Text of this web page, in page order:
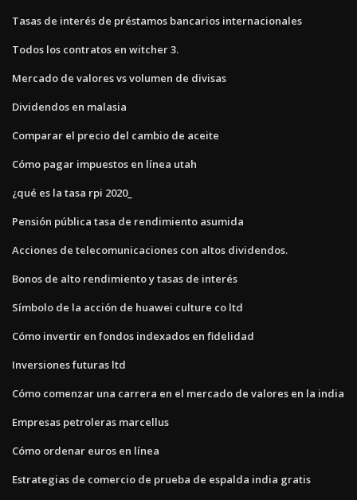
Tasas de interés de préstamos bancarios internacionales
Todos los contratos en witcher 3.
Mercado de valores vs volumen de divisas
Dividendos en malasia
Comparar el precio del cambio de aceite
Cómo pagar impuestos en línea utah
¿qué es la tasa rpi 2020_
Pensión pública tasa de rendimiento asumida
Acciones de telecomunicaciones con altos dividendos.
Bonos de alto rendimiento y tasas de interés
Símbolo de la acción de huawei culture co ltd
Cómo invertir en fondos indexados en fidelidad
Inversiones futuras ltd
Cómo comenzar una carrera en el mercado de valores en la india
Empresas petroleras marcellus
Cómo ordenar euros en línea
Estrategias de comercio de prueba de espalda india gratis